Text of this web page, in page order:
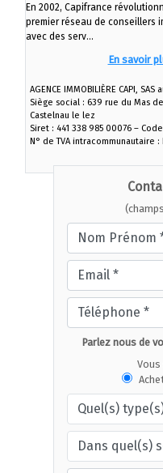
En 2002, Capifrance
premier réseau de conseillers
avec des serv...
En savoir
AGENCE IMMOBILIÈRE CAPI,
Siège social : 639 rue du Mas
Castelnau le lez
Siret : 441 338 985 00076 – Code
N° de TVA intracommunautaire :
Parlez nous de
Quel(s)
Dans quel(s)